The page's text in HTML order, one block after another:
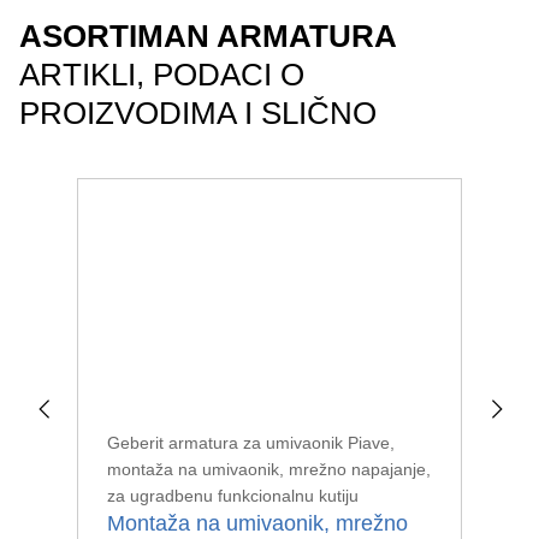
ASORTIMAN ARMATURA
ARTIKLI, PODACI O
PROIZVODIMA I SLIČNO
Geberit armatura za umivaonik Piave,
montaža na umivaonik, mrežno napajanje,
za ugradbenu funkcionalnu kutiju
Montaža na umivaonik, mrežno